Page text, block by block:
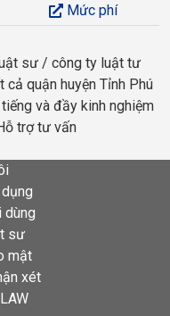
Mức phí
sư / công ty luật tư
quận huyện Tỉnh Phú
và đầy kinh nghiệm
trợ tư vấn
dùng
sư
mật
xét